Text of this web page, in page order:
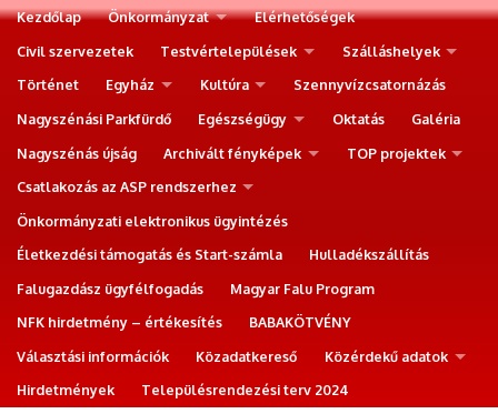
Kezdőlap Önkormányzat
Elérhetőségek
Civil szervezetek
Testvértelepülések
Szálláshelyek
Történet
Egyház Kultúra
Szennyvízcsatornázás
Nagyszénási Parkfürdő
Egészségügy Oktatás
Galéria
Nagyszénás újság
Archivált fényképek
TOP projektek
Csatlakozás az ASP rendszerhez
Önkormányzati elektronikus ügyintézés
Életkezdési támogatás és Start-számla
Hulladékszállítás
Falugazdász ügyfélfogadás
Magyar Falu Program
NFK hirdetmény – értékesítés
BABAKÖTVÉNY
Választási információk
Közadatkereső
Közérdekű adatok
Hirdetmények
Településrendezési terv 2024